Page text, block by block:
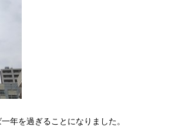
年を過ぎることになりました。